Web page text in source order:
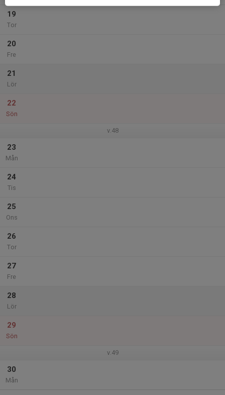
19
Tor
20
Fre
21
Lör
22
Sön
v.48
23
Mån
24
Tis
25
Ons
26
Tor
27
Fre
28
Lör
29
Sön
v.49
30
Mån